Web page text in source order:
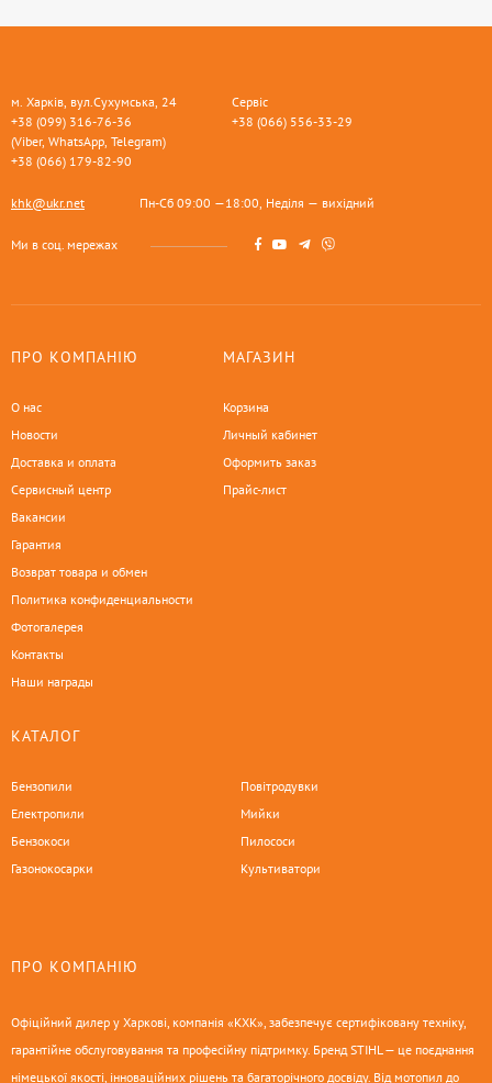
м. Харків, вул.Сухумська, 24
+38 (099) 316-76-36
(Viber, WhatsApp, Telegram)
+38 (066) 179-82-90
Сервіс
+38 (066) 556-33-29
khk@ukr.net Пн-Сб 09:00 —18:00, Неділя — вихідний
Ми в соц. мережах
ПРО КОМПАНІЮ
О нас
Новости
Доставка и оплата
Сервисный центр
Вакансии
Гарантия
Возврат товара и обмен
Политика конфиденциальности
Фотогалерея
Контакты
Наши награды
МАГАЗИН
Корзина
Личный кабинет
Оформить заказ
Прайс-лист
КАТАЛОГ
Бензопили
Електропили
Бензокоси
Газонокосарки
Повітродувки
Мийки
Пилососи
Культиватори
ПРО КОМПАНІЮ
Офіційний дилер у Харкові, компанія «КХК», забезпечує сертифіковану техніку,
гарантійне обслуговування та професійну підтримку. Бренд STIHL — це поєднання
німецької якості, інноваційних рішень та багаторічного досвіду. Від мотопил до